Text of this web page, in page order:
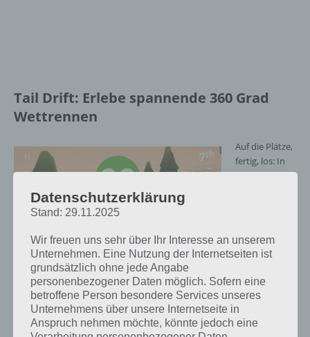
Tail Drift: Erlebe spannende 360 Grad
Wettrennen
Tail Drift Screenshot – (c) Right Pedal
Studios Publishing
Auf die Plätze,
fertig, los: In
Tail Drift
Zunächst
für eine
Steuerungsvariante entscheiden. So gibt es eine Neigungssteuerung
und eine Steuerung mittels Buttons. Wir bevorzugen die Button-
Datenschutzerklärung
Stand: 29.11.2025
Wir freuen uns sehr über Ihr Interesse an unserem
Unternehmen. Eine Nutzung der Internetseiten ist
grundsätzlich ohne jede Angabe
personenbezogener Daten möglich. Sofern eine
betroffene Person besondere Services unseres
Unternehmens über unsere Internetseite in
Anspruch nehmen möchte, könnte jedoch eine